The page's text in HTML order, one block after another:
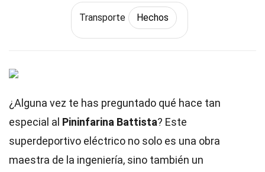
Transporte Hechos
¿Alguna vez te has preguntado qué hace tan
especial al Pininfarina Battista? Este
superdeportivo eléctrico no solo es una obra
maestra de la ingeniería, sino también un